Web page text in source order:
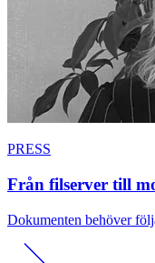
PRESS
Från filserver till
Dokumenten behöver